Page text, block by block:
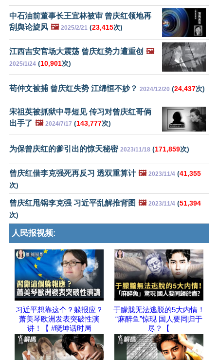
中石油前董事长王宜林被审 曾庆红领地再
刮舆论旋风 🖼️ 2025/2/21 (23,415次)
江西吉安官场大震荡 曾庆红势力遭重创 🖼️
2025/1/24 (10,901次)
苟仲文被捕 曾庆红失势 江绵恒不妙？ 2024/12/20 (24,437次)
宋祖英被抓狱中寻短见 传习对曾庆红哥俩
出手了 🖼️ 2024/7/17 (143,777次)
为保曾庆红的爹引出的惊天秘密 2023/11/18 (171,859次)
曾庆红借李克强死再反习 透双重算计 🖼️ 2023/11/4 (41,355
次)
曾庆红甩锅李克强 习近平乱解推背图 🖼️ 2023/11/4 (51,394
次)
人民报视频:
习近平想靠这个？躲报应？
萧美琴欧洲发表突破性演
讲！【 #晓坤话时局
于朦胧无法逃脱的5大内情！
“麻醉鱼”惊现 国人要同归于
尽？【